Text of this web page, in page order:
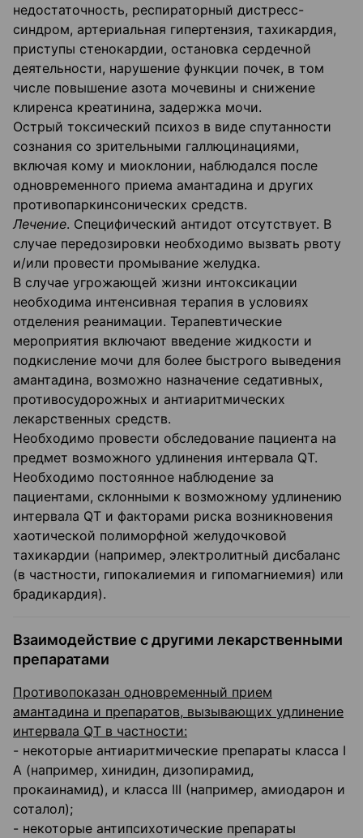
недостаточность, респираторный дистресс-
синдром, артериальная гипертензия, тахикардия,
приступы стенокардии, остановка сердечной
деятельности, нарушение функции почек, в том
числе повышение азота мочевины и снижение
клиренса креатинина, задержка мочи.
Острый токсический психоз в виде спутанности
сознания со зрительными галлюцинациями,
включая кому и миоклонии, наблюдался после
одновременного приема амантадина и других
противопаркинсонических средств.
Лечение. Специфический антидот отсутствует. В
случае передозировки необходимо вызвать рвоту
и/или провести промывание желудка.
В случае угрожающей жизни интоксикации
необходима интенсивная терапия в условиях
отделения реанимации. Терапевтические
мероприятия включают введение жидкости и
подкисление мочи для более быстрого выведения
амантадина, возможно назначение седативных,
противосудорожных и антиаритмических
лекарственных средств.
Необходимо провести обследование пациента на
предмет возможного удлинения интервала QT.
Необходимо постоянное наблюдение за
пациентами, склонными к возможному удлинению
интервала QT и факторами риска возникновения
хаотической полиморфной желудочковой
тахикардии (например, электролитный дисбаланс
(в частности, гипокалиемия и гипомагниемия) или
брадикардия).
Взаимодействие с другими лекарственными
препаратами
Противопоказан одновременный прием
амантадина и препаратов, вызывающих удлинение
интервала QT в частности:
- некоторые антиаритмические препараты класса I
А (например, хинидин, дизопирамид,
прокаинамид), и класса III (например, амиодарон и
соталол);
- некоторые антипсихотические препараты